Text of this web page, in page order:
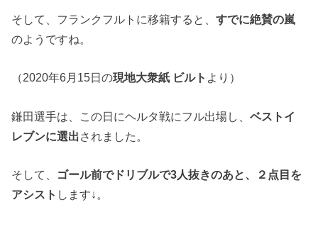
そして、フランクフルトに移籍すると、すでに絶賛の嵐
のようですね。
（2020年6月15日の現地大衆紙 ビルト より）
鎌田選手は、この日にヘルタ戦にフル出場し、ベストイ
レブンに選出されました。
そして、 ゴール前でドリブルで3人抜きのあと、２点目を
アシスト します↓。